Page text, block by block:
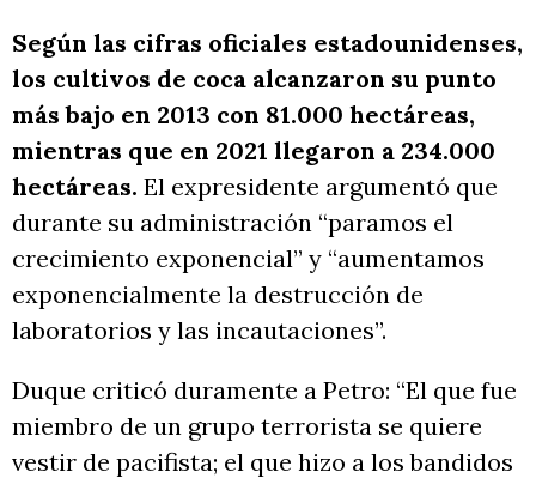
Según las cifras oficiales estadounidenses,
los cultivos de coca alcanzaron su punto
más bajo en 2013 con 81.000 hectáreas,
mientras que en 2021 llegaron a 234.000
hectáreas. El expresidente argumentó que
durante su administración “paramos el
crecimiento exponencial” y “aumentamos
exponencialmente la destrucción de
laboratorios y las incautaciones”.
Duque criticó duramente a Petro: “El que fue
miembro de un grupo terrorista se quiere
vestir de pacifista; el que hizo a los bandidos